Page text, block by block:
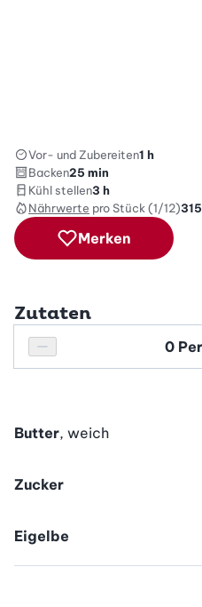
Vor- und Zubereiten1 h
Backen25 min
Kühl stellen3 h
Nährwerte pro Stück (1/12)315
Merken
Zutaten
Personenanzahl verringern
Personenanzahl
Butter, weich
Zucker
Eigelbe